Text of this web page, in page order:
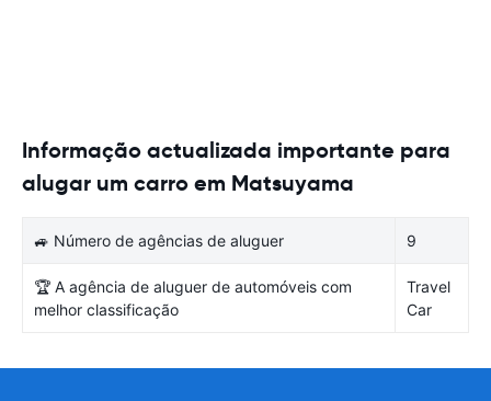
Informação actualizada importante para
alugar um carro em Matsuyama
🚙 Número de agências de aluguer 9
🏆 A agência de aluguer de automóveis com
melhor classificação
Travel
Car